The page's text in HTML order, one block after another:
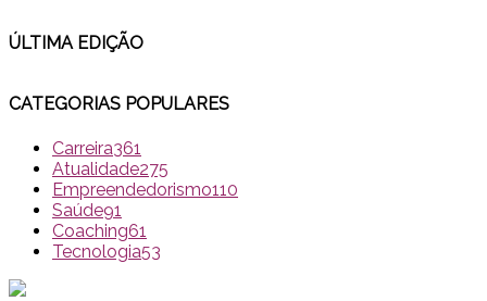
ÚLTIMA EDI ÇÃO
CATEGORIAS POPULARES
Carreira361
Atualidade275
Empreendedorismo110
Saúde91
Coaching61
Tecnologia53